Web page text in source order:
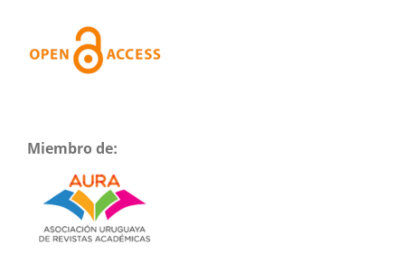
Miembro de: